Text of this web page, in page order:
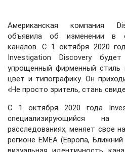
Американская компания
объявила об изменении в
каналов. С 1 октября 2020
Investigation Discovery
упрощенный фирменный стиль
цвет и типографику. Он
«Не просто зритель, стань
С 1 октября 2020 года
специализирующийся
расследованиях, меняет свое
регионе EMEA (Европа,